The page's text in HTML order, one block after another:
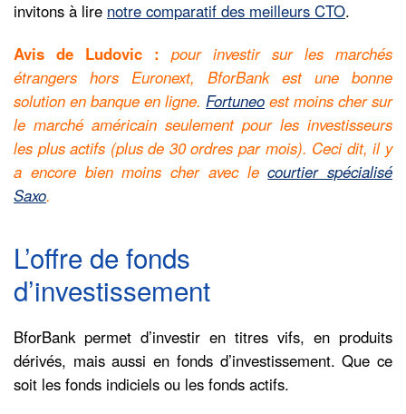
invitons à lire notre comparatif des meilleurs CTO.
Avis de Ludovic :
pour investir sur les marchés
étrangers hors Euronext, BforBank est une bonne
solution en banque en ligne. Fortuneo est moins cher sur
le marché américain seulement pour les investisseurs
les plus actifs (plus de 30 ordres par mois). Ceci dit, il y
a encore bien moins cher avec lecourtier spécialisé
Saxo.
L’offre de fonds
d’investissement
BforBank permet d’investir en titres vifs, en produits
dérivés, mais aussi en fonds d’investissement. Que ce
soit les fonds indiciels ou les fonds actifs.